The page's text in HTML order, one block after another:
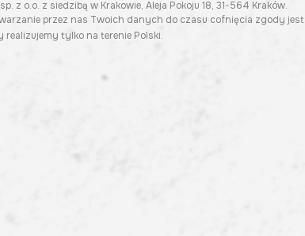
o.o. z siedzibą w Krakowie, Aleja Pokoju 18, 31-564 Kraków.
przez nas Twoich danych do czasu cofnięcia zgody jest
realizujemy tylko na terenie Polski.